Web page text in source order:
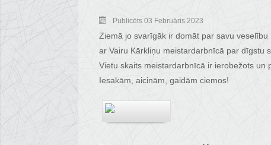
Publicēts 03 Februāris 2023
Ziemā jo svarīgāk ir domāt par savu
ar Vairu Kārkliņu meistardarbnīcā par dīgstu
Vietu skaits meistardarbnīcā ir ierobežots un
Iesakām, aicinām, gaidām ciemos!